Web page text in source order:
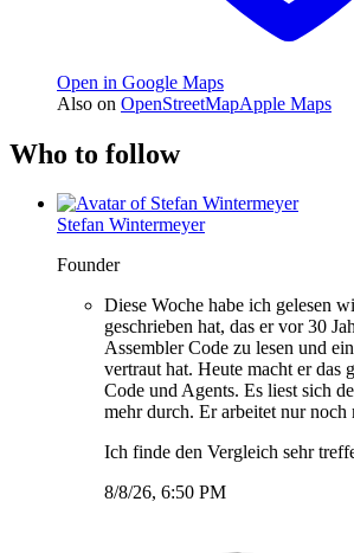
Open in Google Maps
Also on OpenStreetMapApple Maps
Who to follow
Stefan Wintermeyer
Founder
Diese Woche habe ich gelesen
geschrieben hat, das er vor 30
Assembler Code zu lesen und
vertraut hat. Heute macht er das
Code und Agents. Es liest sich
mehr durch. Er arbeitet nur noch
Ich finde den Vergleich sehr
8/8/26, 6:50 PM